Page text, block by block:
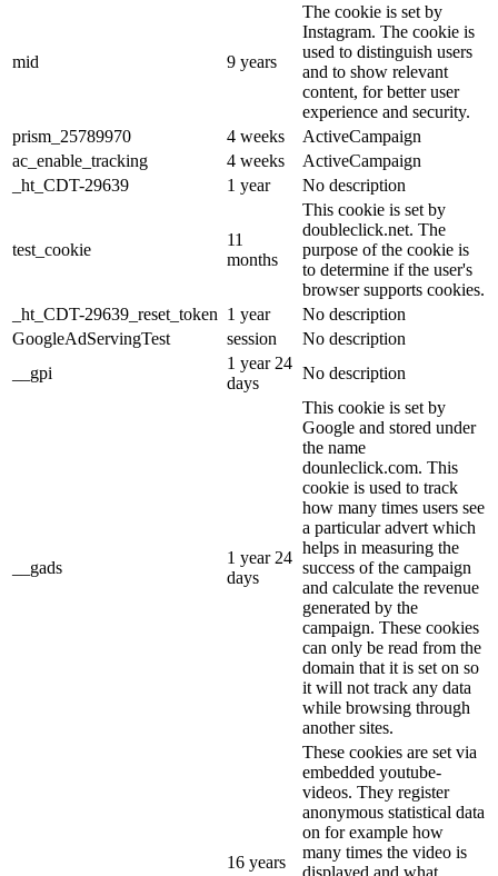
mid 9 years
The cookie is set by
Instagram. The cookie is
used to distinguish users
and to show relevant
content, for better user
experience and security.
prism_25789970
4 weeks
ActiveCampaign
ac_enable_tracking
4 weeks
ActiveCampaign
_ht_CDT-29639
1 year No description
test_cookie
11
months
This cookie is set by
doubleclick.net. The
purpose of the cookie is
to determine if the user's
browser supports cookies.
_ht_CDT-29639_reset_token 1 year
No description
GoogleAdServingTest
session
No description
__gpi
1 year 24
days
No description
__gads
1 year 24
days
This cookie is set by
Google and stored under
the name
dounleclick.com. This
cookie is used to track
how many times users see
a particular advert which
helps in measuring the
success of the campaign
and calculate the revenue
generated by the
campaign. These cookies
can only be read from the
domain that it is set on so
it will not track any data
while browsing through
another sites.
16 years
These cookies are set via
embedded youtube-
videos. They register
anonymous statistical data
on for example how
many times the video is
displayed and what